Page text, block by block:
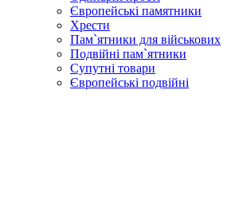
Європейські памятники
Хрести
Пам`ятники для військових
Подвійні пам`ятники
Супутні товари
Європейські подвійні